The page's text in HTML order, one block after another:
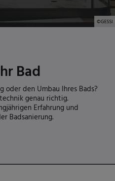
©GESSI
Bad
oder den Umbau Ihres Bads?
genau richtig.
Erfahrung und
Badsanierung.